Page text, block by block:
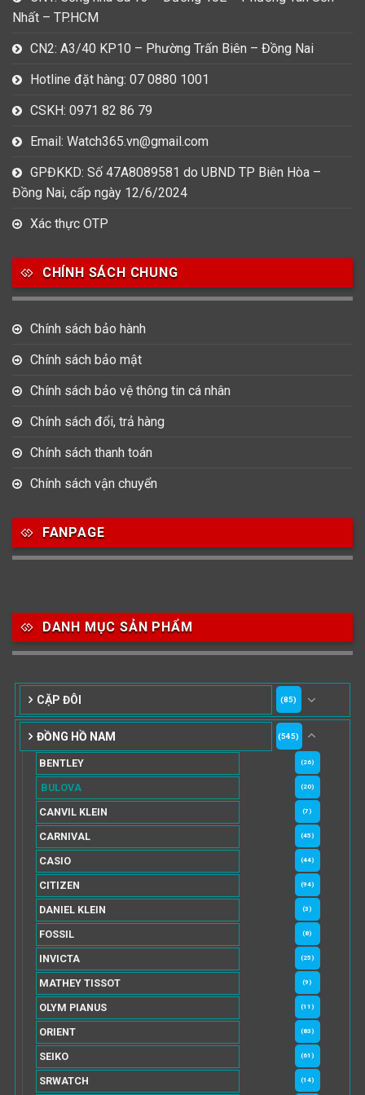
Nhất – TP.HCM
CN2: A3/40 KP10 – Phường Trấn Biên – Đồng Nai
Hotline đặt hàng: 07 0880 1001
CSKH: 0971 82 86 79
Email: Watch365.vn@gmail.com
GPĐKKD: Số 47A8089581 do UBND TP Biên Hòa –
Đồng Nai, cấp ngày 12/6/2024
Xác thực OTP
CHÍNH SÁCH CHUNG
Chính sách bảo hành
Chính sách bảo mật
Chính sách bảo vệ thông tin cá nhân
Chính sách đổi, trả hàng
Chính sách thanh toán
Chính sách vận chuyển
FANPAGE
DANH MỤC SẢN PHẨM
CẶP ĐÔI (85)
ĐỒNG HỒ NAM (545)
BENTLEY (26)
BULOVA (20)
CANVIL KLEIN (7)
CARNIVAL (45)
CASIO (44)
CITIZEN (94)
DANIEL KLEIN (3)
FOSSIL (8)
INVICTA (25)
MATHEY TISSOT (9)
OLYM PIANUS (11)
ORIENT (83)
SEIKO (61)
SRWATCH (14)